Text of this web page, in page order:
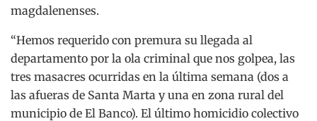
magdalenenses.
“Hemos requerido con premura su llegada al
departamento por la ola criminal que nos golpea, las
tres masacres ocurridas en la última semana (dos a
las afueras de Santa Marta y una en zona rural del
municipio de El Banco). El último homicidio colectivo